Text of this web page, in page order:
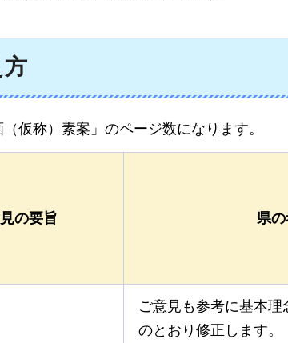
仮称）素案」のページ数になります。
の要旨 県
ご意見も参考に基本
のとおり修正します。